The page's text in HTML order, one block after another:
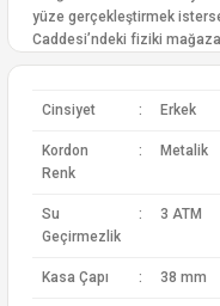
yüze gerçekleştirmek
Caddesi’ndeki fiziki
Cinsiyet : Erkek
Kordon
Renk
: Metalik
Su
Geçirmezlik
: 3 ATM
Kasa Çapı : 38 mm